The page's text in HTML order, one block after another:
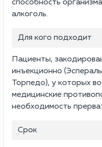
способность
алкоголь.
Для кого подходит
Пациенты,
инъекционно
Торпедо), у которых
медицинские
необходимость
Срок